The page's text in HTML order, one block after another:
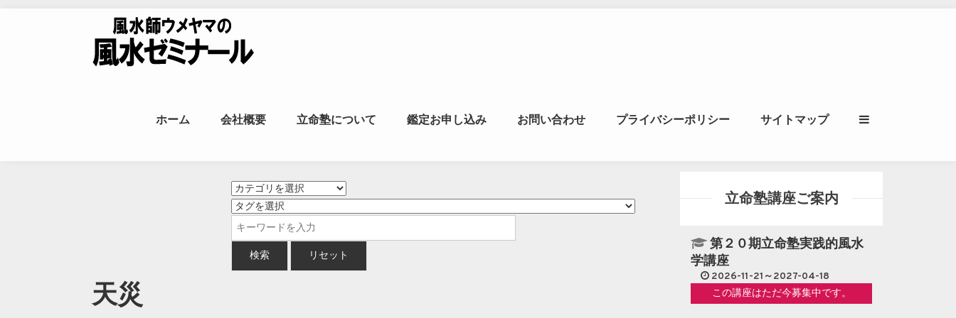
風水師ウメヤマの風水ゼミナール｜風水学・四柱推
ホーム 会社概要 立命塾について 鑑定お申し込み お問い合わせ プライバシーポリシー サイトマップ
天災
立命塾講座ご案内
第２０期立命塾実践的風水
学講座
2026-11-21～2027-04-18
この講座はただ今募集中です。